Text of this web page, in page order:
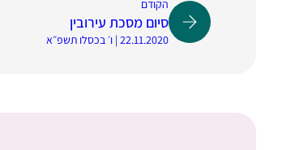
הקודם
סיום מסכת עירובין
22.11.2020 | ו׳ בכסלו תשפ״א